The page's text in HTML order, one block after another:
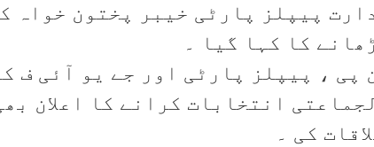
پیپلز پارٹی خیبر پختون خواہ
کا کہا گیا ۔
پی ، پیپلز پارٹی اور جے یو آئی ف
انتخابات کرانے کا اعلان
کی ۔